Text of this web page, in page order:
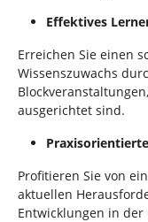
Effektives
Erreichen Sie einen
Wissenszuwachs
ausgerichtet sind.
Profitieren Sie von
aktuellen
Entwicklungen in